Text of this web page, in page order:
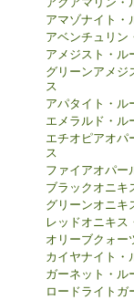
アマゾナイト・
アベンチュリン
アメジスト・ル
グリーンアメジ
ス
アパタイト・ル
エメラルド・ル
エチオピアオパ
ス
ファイアオパー
ブラックオニキ
グリーンオニキ
レッドオニキス
オリーブクォー
カイヤナイト・
ガーネット・ル
ロードライトガ